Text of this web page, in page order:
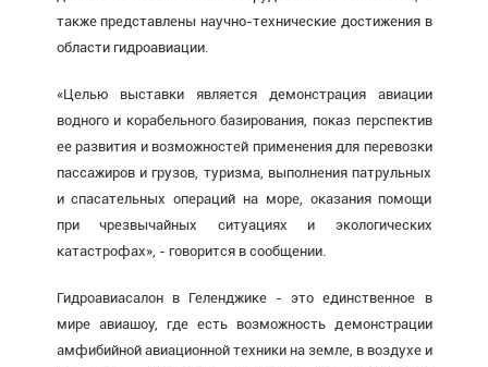
также представлены научно-технические достижения в
области гидроавиации.
«Целью выставки является демонстрация авиации
водного и корабельного базирования, показ перспектив
ее развития и возможностей применения для перевозки
пассажиров и грузов, туризма, выполнения патрульных
и спасательных операций на море, оказания помощи
при чрезвычайных ситуациях и экологических
катастрофах», - говорится в сообщении.
Гидроавиасалон в Геленджике - это единственное в
мире авиашоу, где есть возможность демонстрации
амфибийной авиационной техники на земле, в воздухе и